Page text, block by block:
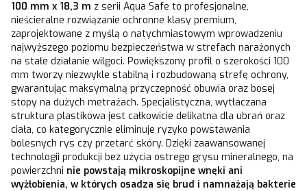
100 mm x 18,3 m z serii Aqua Safe to profesjonalne,
nieścieralne rozwiązanie ochronne klasy premium,
zaprojektowane z myślą o natychmiastowym wprowadzeniu
najwyższego poziomu bezpieczeństwa w strefach narażonych
na stałe działanie wilgoci. Powiększony profil o szerokości 100
mm tworzy niezwykle stabilną i rozbudowaną strefę ochrony,
gwarantując maksymalną przyczepność obuwia oraz bosej
stopy na dużych metrażach. Specjalistyczna, wytłaczana
struktura plastikowa jest całkowicie delikatna dla ubrań oraz
ciała, co kategorycznie eliminuje ryzyko powstawania
bolesnych rys czy przetarć skóry. Dzięki zaawansowanej
technologii produkcji bez użycia ostrego grysu mineralnego, na
powierzchni nie powstają mikroskopijne wnęki ani
wyżłobienia, w których osadza się brud i namnażają bakterie